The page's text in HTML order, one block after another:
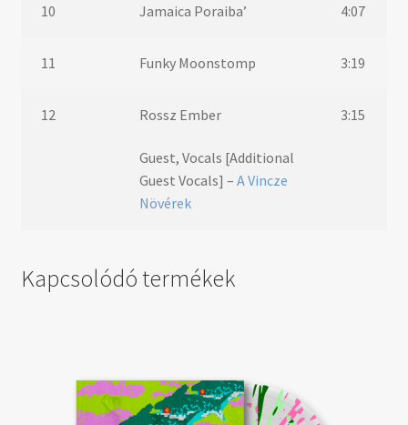
10 Jamaica Poraiba’ 4:07
11 Funky Moonstomp 3:19
12 Rossz Ember
Guest, Vocals [Additional
Guest Vocals] –A Vincze
Növérek
3:15
Kapcsolódó termékek